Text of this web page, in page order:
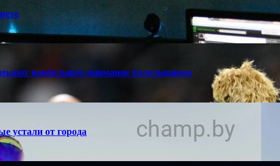
наибольшее внимание болельщиков
устали от города